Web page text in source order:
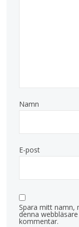
Namn
E-post
Spara mitt namn,
denna
kommentar.